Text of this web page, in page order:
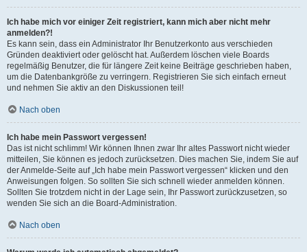
Ich habe mich vor einiger Zeit registriert, kann mich aber nicht mehr
anmelden?!
Es kann sein, dass ein Administrator Ihr Benutzerkonto aus verschieden
Gründen deaktiviert oder gelöscht hat. Außerdem löschen viele Boards
regelmäßig Benutzer, die für längere Zeit keine Beiträge geschrieben haben,
um die Datenbankgröße zu verringern. Registrieren Sie sich einfach erneut
und nehmen Sie aktiv an den Diskussionen teil!
Nach oben
Ich habe mein Passwort vergessen!
Das ist nicht schlimm! Wir können Ihnen zwar Ihr altes Passwort nicht wieder
mitteilen, Sie können es jedoch zurücksetzen. Dies machen Sie, indem Sie auf
der Anmelde-Seite auf „Ich habe mein Passwort vergessen“ klicken und den
Anweisungen folgen. So sollten Sie sich schnell wieder anmelden können.
Sollten Sie trotzdem nicht in der Lage sein, Ihr Passwort zurückzusetzen, so
wenden Sie sich an die Board-Administration.
Nach oben